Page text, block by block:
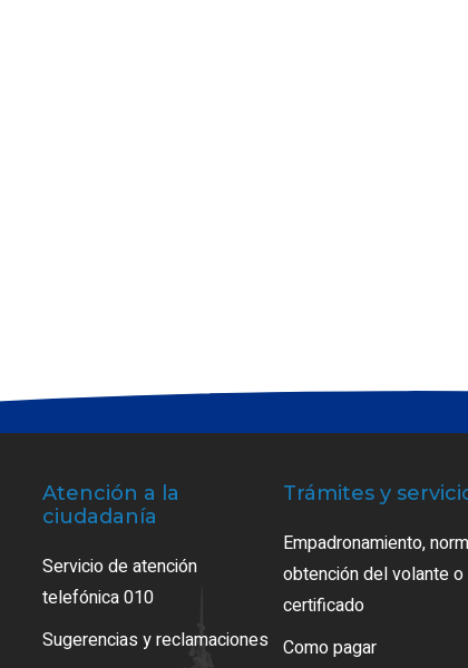
Atención a la
ciudadanía
Servicio de atención
telefónica 010
Sugerencias y reclamaciones
Trámites y
Empadronamiento,
obtención del volante o
certificado
Como pagar